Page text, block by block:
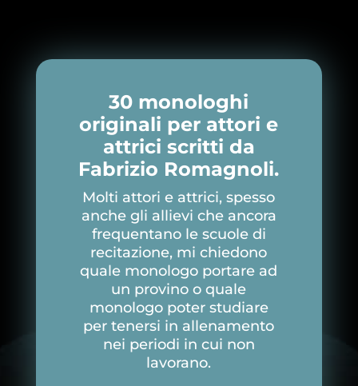
30 monologhi
originali per attori e
attrici scritti da
Fabrizio Romagnoli.
Molti attori e attrici, spesso
anche gli allievi che ancora
frequentano le scuole di
recitazione, mi chiedono
quale monologo portare ad
un provino o quale
monologo poter studiare
per tenersi in allenamento
nei periodi in cui non
lavorano.